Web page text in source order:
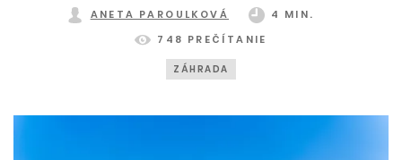
ANETA PAROULKOVÁ
4 MIN.
748 PREČÍTANIE
ZÁHRADA